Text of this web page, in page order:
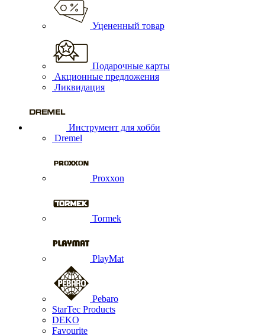
Уцененный товар
Подарочные карты
Акционные предложения
Ликвидация
Инструмент для хобби
Dremel
Proxxon
Tormek
PlayMat
Pebaro
StarTec Products
DEKO
Favourite